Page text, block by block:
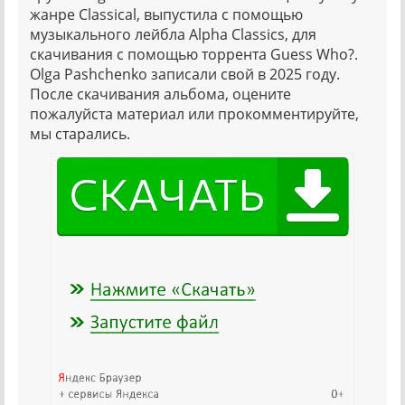
жанре Classical, выпустила с помощью
музыкального лейбла Alpha Classics, для
скачивания с помощью торрента Guess Who?.
Olga Pashchenko записали свой в 2025 году.
После скачивания альбома, оцените
пожалуйста материал или прокомментируйте,
мы старались.